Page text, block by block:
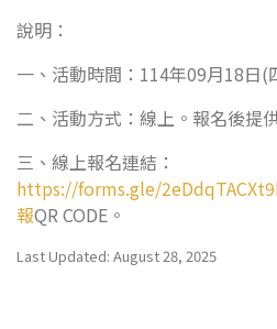
說明：
一、活動時間：114年09月18日(
二、活動方式：線上。報名後提
三、線上報名連結：
https://forms.gle/
報QR CODE。
Last Updated: August 28, 2025